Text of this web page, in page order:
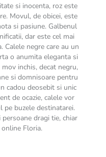
si inocenta, roz este
Movul, de obicei, este
si pasiune. Galbenul
dar este cel mai
Calele negre care au un
o anumita eleganta si
inchis, decat negru,
si domnisoare pentru
cadou deosebit si unic
de ocazie, calele vor
pe buzele destinatarei.
dragi tie, chiar
Floria.